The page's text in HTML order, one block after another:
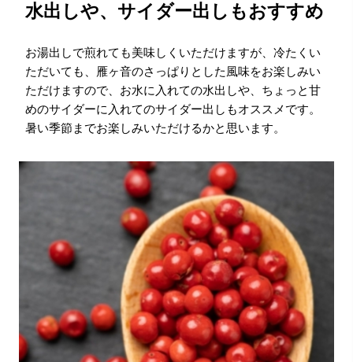
水出しや、サイダー出しもおすすめ
お湯出しで煎れても美味しくいただけますが、冷たくい
ただいても、雁ヶ音のさっぱりとした風味をお楽しみい
ただけますので、お水に入れての水出しや、ちょっと甘
めのサイダーに入れてのサイダー出しもオススメです。
暑い季節までお楽しみいただけるかと思います。